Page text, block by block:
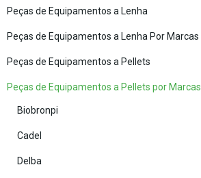
Peças de Equipamentos a Lenha
Peças de Equipamentos a Lenha Por Marcas
Peças de Equipamentos a Pellets
Peças de Equipamentos a Pellets por Marcas
Biobronpi
Cadel
Delba